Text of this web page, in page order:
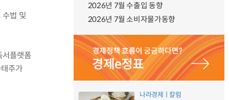
수법 및
서플랫폼
주가
2026년 7월 수출입 동향
2026년 7월 소비자물가동향
나라경제ㅣ칼럼